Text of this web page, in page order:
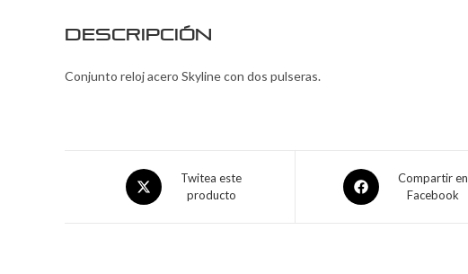
Descripción
Conjunto reloj acero Skyline con dos pulseras.
Twitea este
producto
Compartir en
Facebook